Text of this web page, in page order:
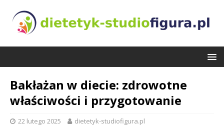
Bakłażan w diecie: zdrowotne
właściwości i przygotowanie
22 lutego 2025 dietetyk-studiofigura.pl